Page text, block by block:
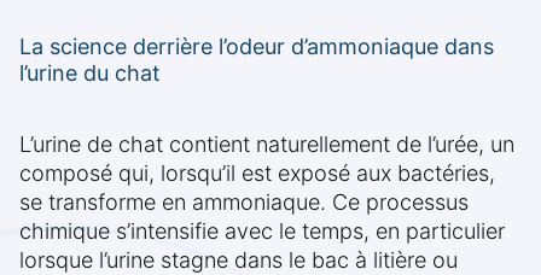
La science derrière l’odeur d’ammoniaque dans
l’urine du chat
L’urine de chat contient naturellement de l’urée, un
composé qui, lorsqu’il est exposé aux bactéries,
se transforme en ammoniaque. Ce processus
chimique s’intensifie avec le temps, en particulier
lorsque l’urine stagne dans le bac à litière ou